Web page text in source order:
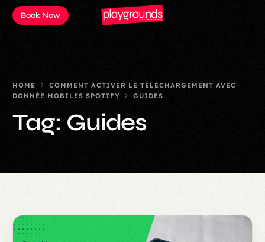
Book Now
HOME
COMMENT ACTIVER LE TÉLÉCHARGEMENT AVEC
DONNÉE MOBILES SPOTIFY
GUIDES
Tag: Guides